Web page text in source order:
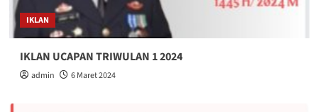
IKLAN
IKLAN UCAPAN TRIWULAN 1 2024
admin 6 Maret 2024